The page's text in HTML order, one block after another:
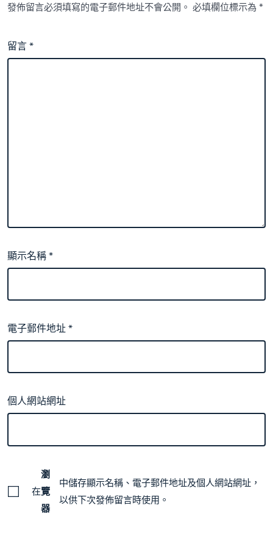
發佈留言必須填寫的電子郵件地址不會公開。 必填欄位標示為*
留言*
顯示名稱*
電子郵件地址*
個人網站網址
在
瀏
覽
器
中儲存顯示名稱、電子郵件地址及個人網站網址，
以供下次發佈留言時使用。